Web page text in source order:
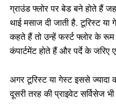
ग्राउंड फ्लोर पर बेड बने होते हैं
थाई मसाज दी जाती है. टूरिस्ट
कहते हैं तो उन्हें फर्स्ट फ्लोर के रूम
कंपार्टमेंट होते हैं और पर्दे के
अगर टूरिस्ट या गेस्ट इससे ज्यादा
दूसरी तरह की प्राइवेट सर्विसेज भी